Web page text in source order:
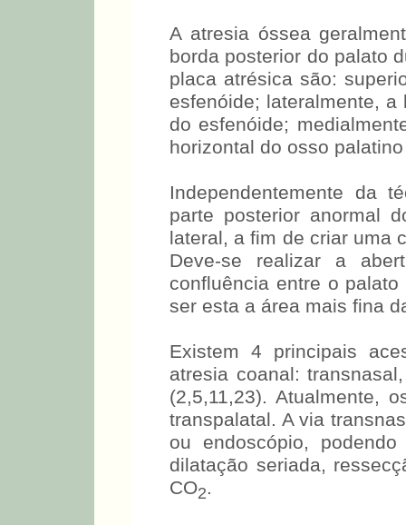
A atresia óssea
borda posterior do palato
placa atrésica são:
esfenóide; lateralmente,
do esfenóide;
horizontal do osso
Independentemente da
parte posterior anormal
lateral, a fim de criar uma
Deve-se realizar a
confluência entre o
ser esta a área mais fina
Existem 4 principais
atresia coanal:
(2,5,11,23). Atualmente,
transpalatal. A via
ou endoscópio,
dilatação seriada,
CO2.